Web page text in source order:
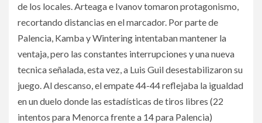
de los locales. Arteaga e Ivanov tomaron protagonismo,
recortando distancias en el marcador. Por parte de
Palencia, Kamba y Wintering intentaban mantener la
ventaja, pero las constantes interrupciones y una nueva
tecnica señalada, esta vez, a Luis Guil desestabilizaron su
juego. Al descanso, el empate 44-44 reflejaba la igualdad
en un duelo donde las estadísticas de tiros libres (22
intentos para Menorca frente a 14 para Palencia)